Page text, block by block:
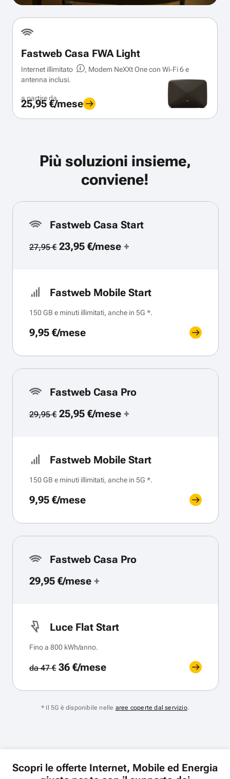
Fastweb Casa FWA Light
Internet illimitato
, Modem NeXXt One con Wi‑Fi 6 e
antenna inclusi.
a partire da
25,95 €/mese
Più soluzioni insieme,
conviene!
Fastweb Casa Start
27,95 €23,95 €/mese+
Fastweb Mobile Start
150 GB e minuti illimitati, anche in 5G *.
9,95 €/mese
Fastweb Casa Pro
29,95 €25,95 €/mese+
Fastweb Mobile Start
150 GB e minuti illimitati, anche in 5G *.
9,95 €/mese
Fastweb Casa Pro
29,95 €/mese +
Luce Flat Start
Fino a 800 kWh/anno.
da 47 €36 €/mese
* Il 5G è disponibile nelle aree coperte dal servizio.
Scopri le offerte Internet, Mobile ed Energia